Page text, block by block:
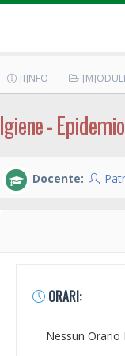
[I]NFO [M]ODULI
Igiene -
Docente:
ORARI:
Nessun Orario